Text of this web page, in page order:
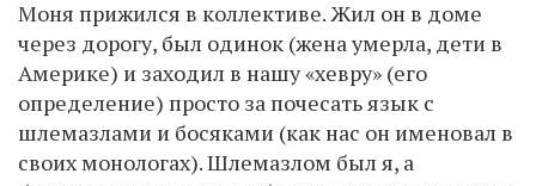
Моня прижился в коллективе. Жил он в доме
через дорогу, был одинок (жена умерла, дети в
Америке) и заходил в нашу «хевру» (его
определение) просто за почесать язык с
шлемазлами и босяками (как нас он именовал в
своих монологах). Шлемазлом был я, а